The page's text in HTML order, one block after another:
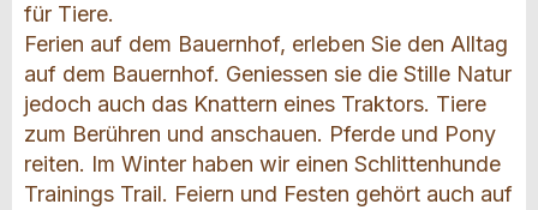
für Tiere.
Ferien auf dem Bauernhof, erleben Sie den Alltag
auf dem Bauernhof. Geniessen sie die Stille Natur
jedoch auch das Knattern eines Traktors. Tiere
zum Berühren und anschauen. Pferde und Pony
reiten. Im Winter haben wir einen Schlittenhunde
Trainings Trail. Feiern und Festen gehört auch auf